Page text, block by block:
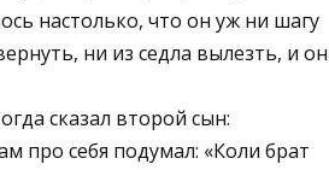
настолько, что он уж ни шагу
ни из седла вылезть, и он
сказал второй сын:
про себя подумал: «Коли брат